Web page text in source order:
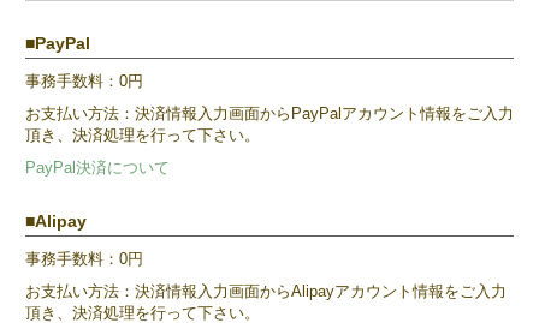
PayPal
事務手数料：0円
お支払い方法：決済情報入力画面からPayPalアカウント情報をご入力
頂き、決済処理を行って下さい。
PayPal決済について
Alipay
事務手数料：0円
お支払い方法：決済情報入力画面からAlipayアカウント情報をご入力
頂き、決済処理を行って下さい。